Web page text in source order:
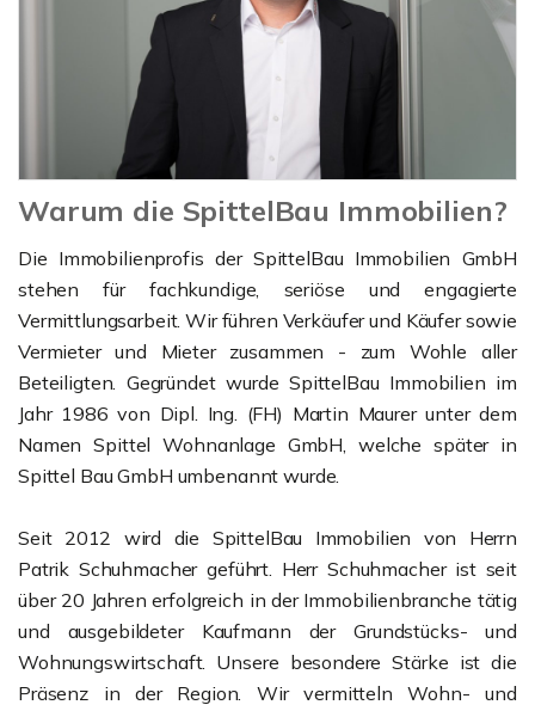
Warum die SpittelBau Immobilien?
Die Immobilienprofis der SpittelBau Immobilien GmbH
stehen für fachkundige, seriöse und engagierte
Vermittlungsarbeit. Wir führen Verkäufer und Käufer sowie
Vermieter und Mieter zusammen - zum Wohle aller
Beteiligten. Gegründet wurde SpittelBau Immobilien im
Jahr 1986 von Dipl. Ing. (FH) Martin Maurer unter dem
Namen Spittel Wohnanlage GmbH, welche später in
Spittel Bau GmbH umbenannt wurde.
Seit 2012 wird die SpittelBau Immobilien von Herrn
Patrik Schuhmacher geführt. Herr Schuhmacher ist seit
über 20 Jahren erfolgreich in der Immobilienbranche tätig
und ausgebildeter Kaufmann der Grundstücks- und
Wohnungswirtschaft. Unsere besondere Stärke ist die
Präsenz in der Region. Wir vermitteln Wohn- und